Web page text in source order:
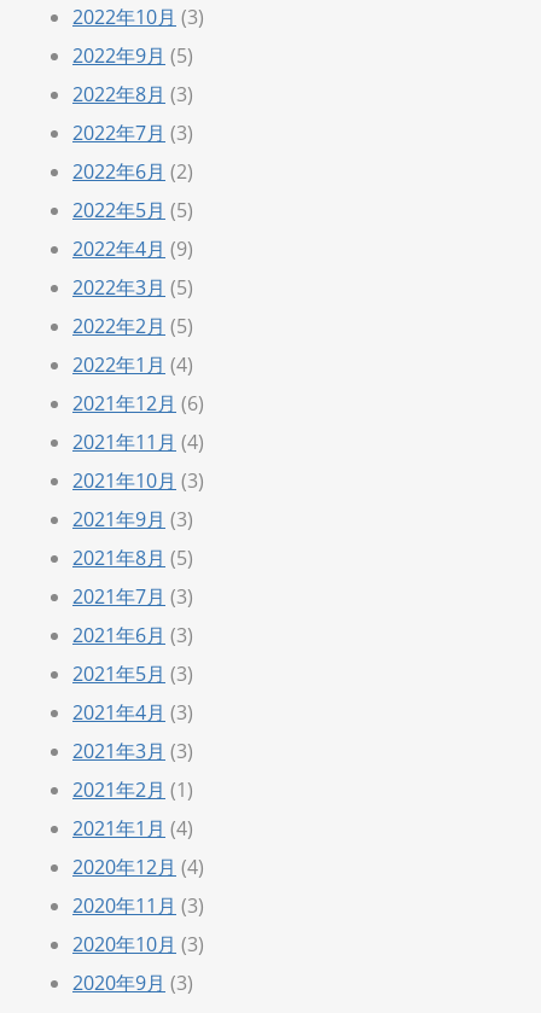
2022年10月 (3)
2022年9月 (5)
2022年8月 (3)
2022年7月 (3)
2022年6月 (2)
2022年5月 (5)
2022年4月 (9)
2022年3月 (5)
2022年2月 (5)
2022年1月 (4)
2021年12月 (6)
2021年11月 (4)
2021年10月 (3)
2021年9月 (3)
2021年8月 (5)
2021年7月 (3)
2021年6月 (3)
2021年5月 (3)
2021年4月 (3)
2021年3月 (3)
2021年2月 (1)
2021年1月 (4)
2020年12月 (4)
2020年11月 (3)
2020年10月 (3)
2020年9月 (3)